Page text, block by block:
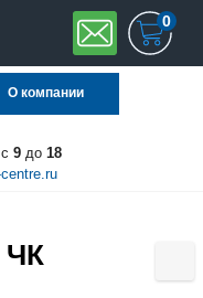
0
О компании
9 до 18